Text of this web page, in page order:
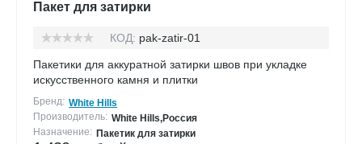
Пакет для затирки
КОД: pak-zatir-01
Пакетики для аккуратной затирки швов при укладке
искусственного камня и плитки
Бренд: White Hills
Производитель: White Hills,Россия
Назначение: Пакетик для затирки